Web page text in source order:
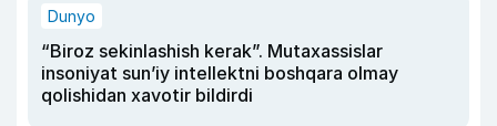
Dunyo
“Biroz sekinlashish kerak”. Mutaxassislar
insoniyat sun’iy intellektni boshqara olmay
qolishidan xavotir bildirdi